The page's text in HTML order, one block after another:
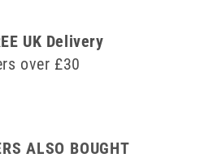
UK Delivery
over £30
ALSO BOUGHT